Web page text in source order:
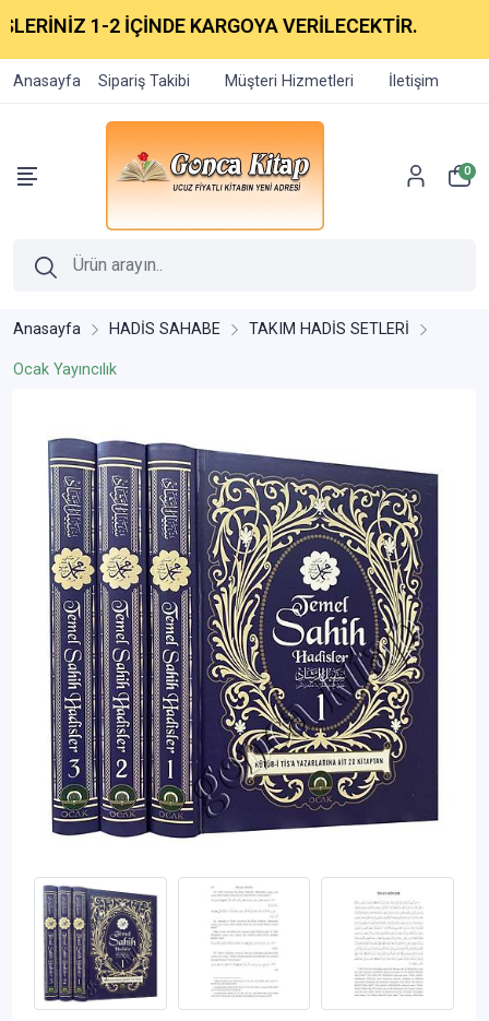
1-2 İÇİNDE KARGOYA VERİLECEKTİR.
Anasayfa Sipariş Takibi Müşteri Hizmetleri İletişim
0
Anasayfa HADİS SAHABE TAKIM HADİS SETLERİ
Ocak Yayıncılık